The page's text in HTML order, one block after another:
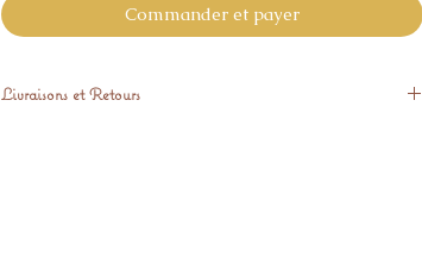
Commander et payer
Livraisons et Retours